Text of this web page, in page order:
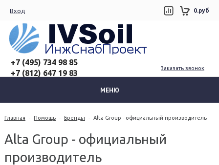
Вход 0.руб
+7 (495) 734 98 85
+7 (812) 647 19 83
Заказать звонок
МЕНЮ
Главная - Помощь - Бренды - Alta Group - официальный производитель
Alta Group - официальный
производитель